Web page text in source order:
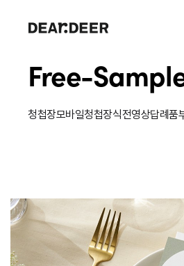
Free-
청첩장모바일청첩장식전영상답례품